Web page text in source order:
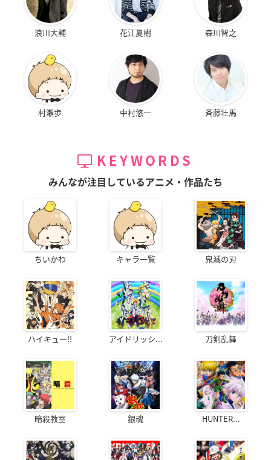
浪川大輔 花江夏樹 森川智之
村瀬歩 中村悠一 斉藤壮馬
KEYWORDS
みんなが注目しているアニメ・作品たち
ちいかわ キャラ一覧 鬼滅の刃
ハイキュー!! アイドリッシ... 刀剣乱舞
暗殺教室 銀魂 HUNTER...